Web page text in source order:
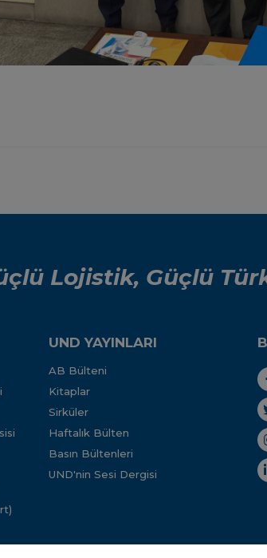
Lojistik, Güçlü
UND YAYINLARI
AB Bülteni
Kitaplar
Sirküler
Haftalık Bülten
Basın Bültenleri
UND'nin Sesi Dergisi